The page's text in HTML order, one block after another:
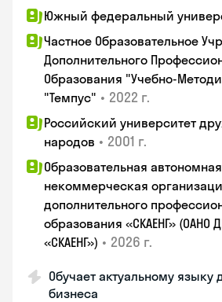
Южный федеральный
Частное Образовательное
Дополнительного
Образования "Учебно-
"Темпус" • 2022 г.
Российский университет
народов • 2001 г.
Образовательная автономная
некоммерческая
дополнительного
образования «СКАЕНГ» (ОАНО
«СКАЕНГ») • 2026 г.
Обучает актуальному языку
бизнеса